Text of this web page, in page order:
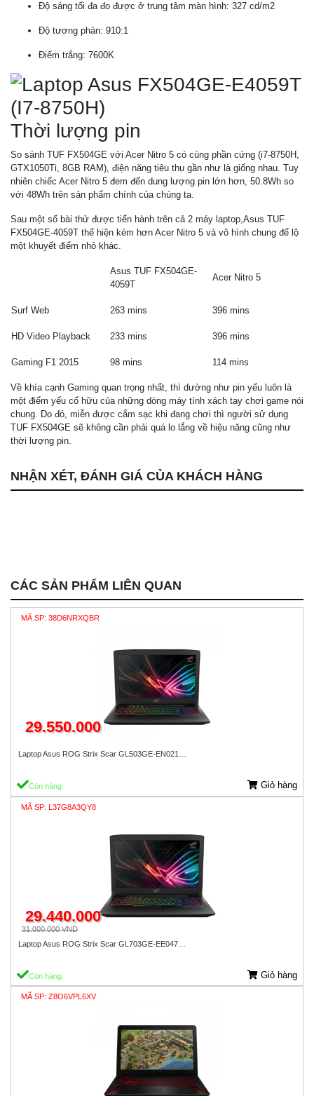
Độ sáng tối đa đo được ở trung tâm màn hình: 327 cd/m2
Độ tương phản: 910:1
Điểm trắng: 7600K
Thời lượng pin
So sánh TUF FX504GE với Acer Nitro 5 có cùng phần cứng (i7-8750H,
GTX1050Ti, 8GB RAM), điện năng tiêu thụ gần như là giống nhau. Tuy
nhiên chiếc Acer Nitro 5 đem đến dung lượng pin lớn hơn, 50.8Wh so
với 48Wh trên sản phẩm chính của chúng ta.
Sau một số bài thử được tiến hành trên cả 2 máy laptop,Asus TUF
FX504GE-4059T thể hiện kém hơn Acer Nitro 5 và vô hình chung để lộ
một khuyết điểm nhỏ khác.
Asus TUF FX504GE-
4059T
Acer Nitro 5
Surf Web 263 mins 396 mins
HD Video Playback 233 mins 396 mins
Gaming F1 2015 98 mins 114 mins
Về khía cạnh Gaming quan trọng nhất, thì dường như pin yếu luôn là
một điểm yếu cố hữu của những dòng máy tính xách tay chơi game nói
chung. Do đó, miễn được cắm sạc khi đang chơi thì người sử dụng
TUF FX504GE sẽ không cần phải quá lo lắng về hiệu năng cũng như
thời lượng pin.
NHẬN XÉT, ĐÁNH GIÁ CỦA KHÁCH HÀNG
CÁC SẢN PHẨM LIÊN QUAN
MÃ SP: 38D6NRXQBR
29.550.000
Laptop Asus ROG Strix Scar GL503GE-EN021…
Còn hàng Giỏ hàng
MÃ SP: L37G8A3QY8
29.440.000
31.000.000 VND
Laptop Asus ROG Strix Scar GL703GE-EE047…
Còn hàng Giỏ hàng
MÃ SP: Z8O6VPL6XV